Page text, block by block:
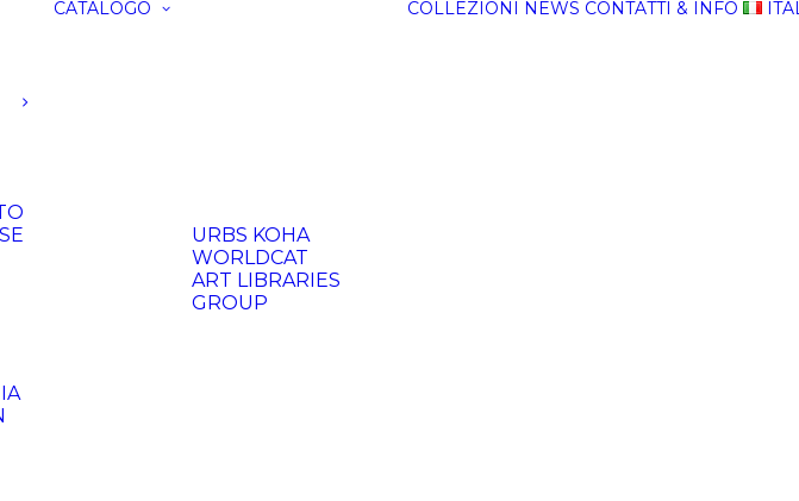
CATALOGO
URBS KOHA
WORLDCAT
ART LIBRARIES
GROUP
COLLEZIONI NEWS CONTATTI & INFO